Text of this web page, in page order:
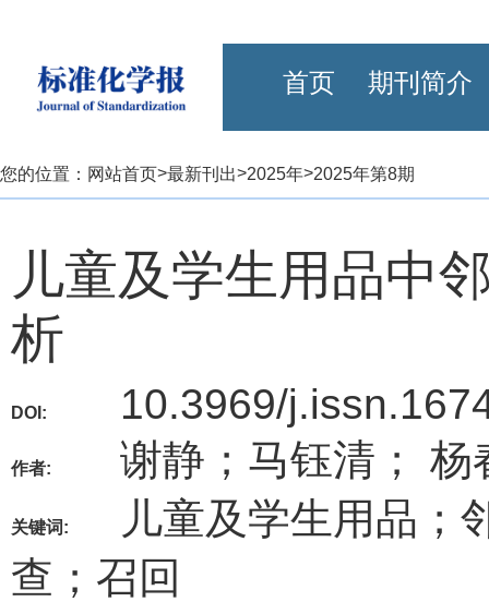
首页 期刊简介
您的位置： 网站首页>最新刊出>2025年>2025年第8期
儿童及学生用品中
析
DOI: 10.3969/
作者: 谢静；马钰清； 杨
关键词:
儿童及学生用品；
查；召回